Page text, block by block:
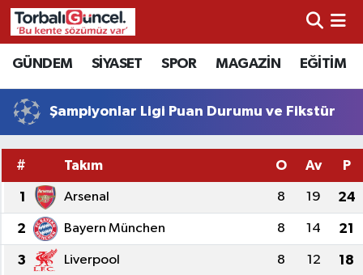
GÜNDEM SİYASET SPOR MAGAZİN EĞİTİM
Şampiyonlar Ligi Puan Durumu ve Fikstür
# Takım O Av P
1 Arsenal 8 19 24
2 Bayern München 8 14 21
3 Liverpool 8 12 18
İzmir Nöbetçi Eczaneler
İzmir Trafik Yoğunluk Haritası
Süper Lig Puan Durumu ve Fikstür
Tüm Manşetler